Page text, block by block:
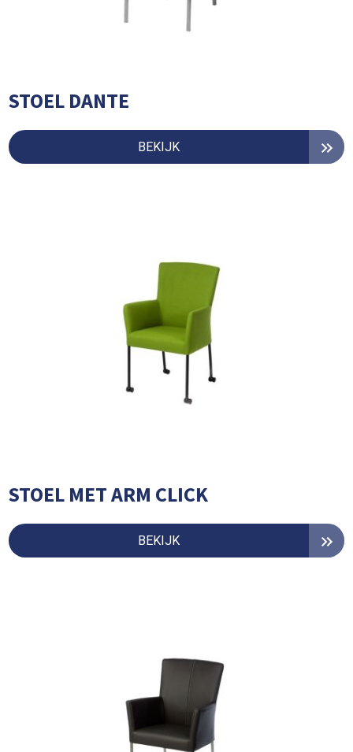
STOEL DANTE
BEKIJK
STOEL MET ARM CLICK
BEKIJK